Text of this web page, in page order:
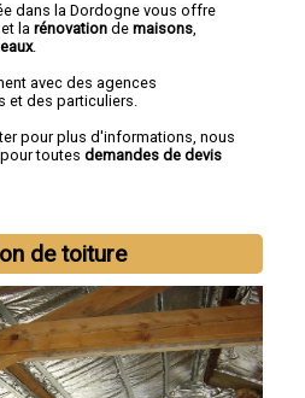
dans la Dordogne vous offre
et la rénovation de maisons,
.
avec des agences
et des particuliers.
pour plus d'informations, nous
toutes demandes de devis
de toiture